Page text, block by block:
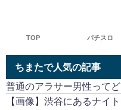
TOP パチスロ
ちまたで人気の記事
普通のアラサー男性って
【画像】渋谷にあるナイ